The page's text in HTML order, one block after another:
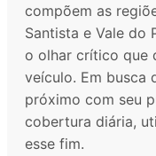
compõem as
Santista e Vale do
o olhar crítico que
veículo. Em busca
próximo com seu
cobertura diária,
esse fim.